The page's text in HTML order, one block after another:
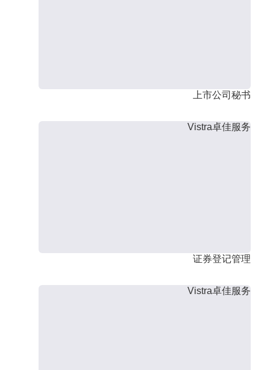
上市公司秘书
Vistra卓佳服务
证券登记管理
Vistra卓佳服务